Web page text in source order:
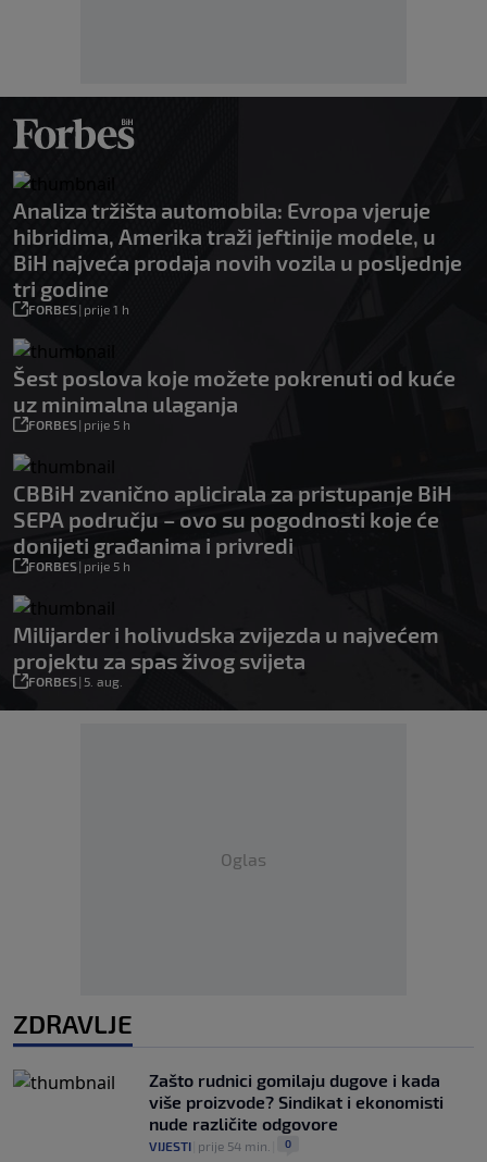
Analiza tržišta automobila: Evropa vjeruje
hibridima, Amerika traži jeftinije modele, u
BiH najveća prodaja novih vozila u posljednje
tri godine
FORBES| prije 1 h
Šest poslova koje možete pokrenuti od kuće
uz minimalna ulaganja
FORBES| prije 5 h
CBBiH zvanično aplicirala za pristupanje BiH
SEPA području – ovo su pogodnosti koje će
donijeti građanima i privredi
FORBES| prije 5 h
Milijarder i holivudska zvijezda u najvećem
projektu za spas živog svijeta
FORBES| 5. aug.
Oglas
ZDRAVLJE
Zašto rudnici gomilaju dugove i kada
više proizvode? Sindikat i ekonomisti
nude različite odgovore
VIJESTI prije 54 min. 0